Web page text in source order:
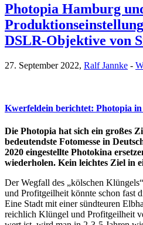
Photopia Hamburg
DSLR-Objektive von
27. September 2022, Ralf Jannke -
Kwerfeldein berichtet: Photopia
Die Photopia hat sich ein großes
bedeutendste Fotomesse in
2020 eingestellte Photokina
wiederholen. Kein leichtes Ziel in
Der Wegfall des „kölschen
und Profitgeilheit könnte schon fast
Eine Stadt mit einer sündteuren
reichlich Klüngel und Profitgeilheit